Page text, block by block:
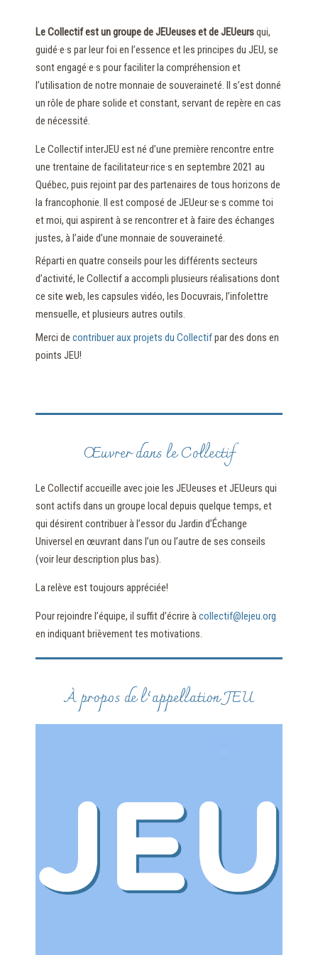
Le Collectif est un groupe de JEUeuses et de JEUeursqui,
guidé·e·s par leur foi en l’essence et les principes du JEU, se
sont engagé·e·s pour faciliter la compréhension et
l’utilisation de notre monnaie de souveraineté. Il s’est donné
un rôle de phare solide et constant, servant de repère en cas
de nécessité.
Le Collectif interJEU est né d’une première rencontre entre
une trentaine de facilitateur·rice·s en septembre 2021 au
Québec, puis rejoint par des partenaires de tous horizons de
la francophonie. Il est composé de JEUeur·se·s comme toi
et moi, qui aspirent à se rencontrer et à faire des échanges
justes, à l’aide d’une monnaie de souveraineté.
Réparti en quatre conseils pour les différents secteurs
d’activité, le Collectif a accompli plusieurs réalisations dont
ce site web, les capsules vidéo, les Docuvrais, l’infolettre
mensuelle, et plusieurs autres outils.
Merci de contribuer aux projets du Collectifpar des dons en
points JEU!
Œuvrer dans le Collectif
Le Collectif accueille avec joie les JEUeuses et JEUeurs qui
sont actifs dans un groupe local depuis quelque temps, et
qui désirent contribuer à l’essor du Jardin d’Échange
Universel en œuvrant dans l’un ou l’autre de ses conseils
(voir leur description plus bas).
La relève est toujours appréciée!
Pour rejoindre l’équipe, il suffit d’écrire àcollectif@lejeu.org
en indiquant brièvement tes motivations.
À propos de l’appellation JEU